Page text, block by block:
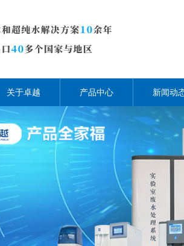
关于卓越 产品中心 新闻动